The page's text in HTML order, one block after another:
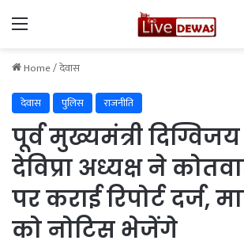
Home/देवास
देवास
पुलिस राजनीति
पूर्व मुख्यमंत्री
देविप्रा अध्यक्ष ने
पर कराई रिपोर्ट दर्ज,
को नोटिस भेजेंगे